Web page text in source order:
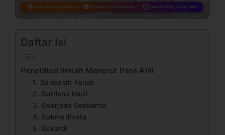
Daftar Isi
Penelitian Ilmiah Menurut Para Ahli
1. Sanapiah Faisal
2. Sutrisno Hadi
3. Soerjono Soekanto
4. Sukmadinata
5. Sukardi